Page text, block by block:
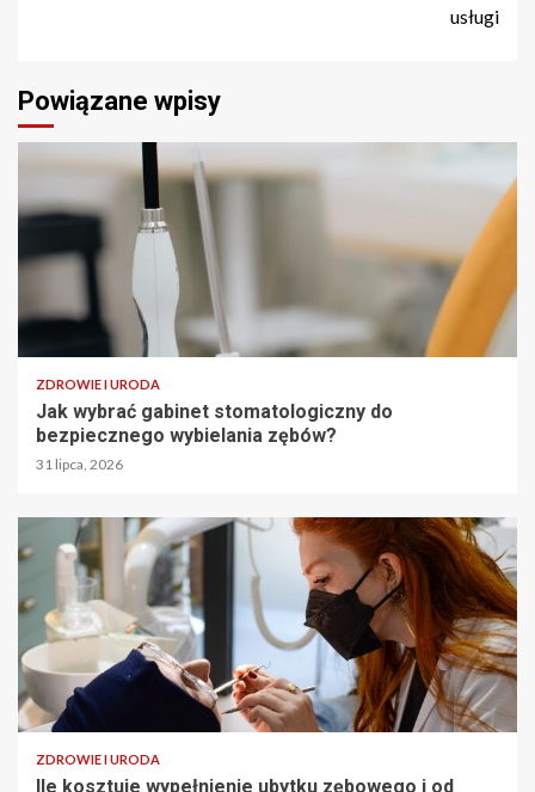
usługi
Powiązane wpisy
ZDROWIE I URODA
Jak wybrać gabinet stomatologiczny do
bezpiecznego wybielania zębów?
31 lipca, 2026
ZDROWIE I URODA
Ile kosztuje wypełnienie ubytku zębowego i od